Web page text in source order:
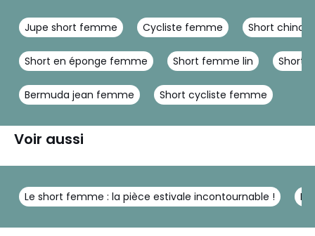
Jupe short femme Cycliste femme Short chino
Short en éponge femme Short femme lin Short
Bermuda jean femme Short cycliste femme
Voir aussi
Le short femme : la pièce estivale incontournable !